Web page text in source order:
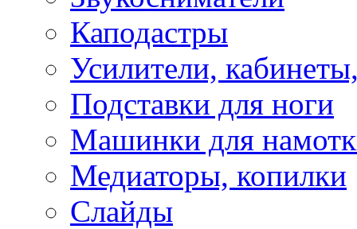
Каподастры
Усилители,
Подставки для ноги
Машинки для
Медиаторы, копилки
Слайды